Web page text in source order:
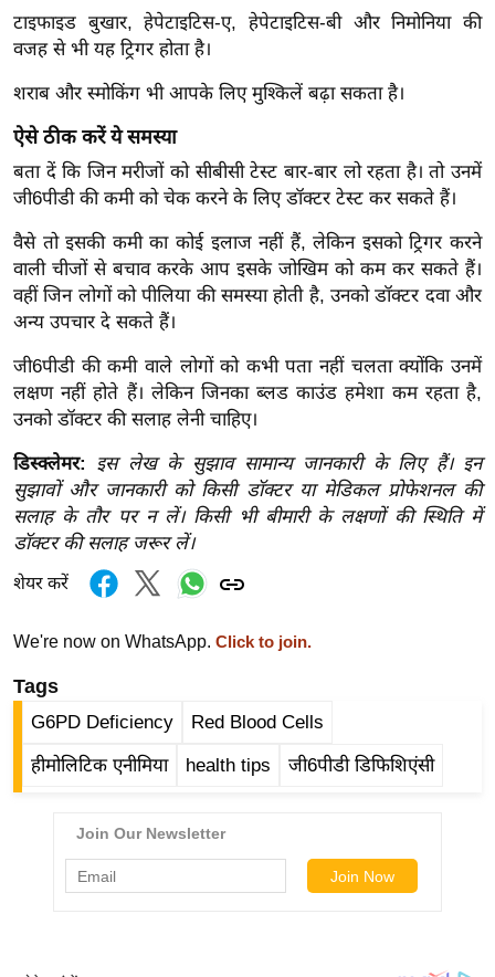
हॉ
ली
ड
फि
ल्म
स
मी
क्षा
B
r
a
k
n
g
N
e
w
ला
फ
स्टा
इ
टी
टाइफाइड बुखार, हेपेटाइटिस-ए, हेपेटाइटिस-बी और निमोनिया की
वजह से भी यह ट्रिगर होता है।
शराब और स्मोकिंग भी आपके लिए मुश्किलें बढ़ा सकता है।
ऐसे ठीक करें ये समस्या
बता दें कि जिन मरीजों को सीबीसी टेस्ट बार-बार लो रहता है। तो उनमें
जी6पीडी की कमी को चेक करने के लिए डॉक्टर टेस्ट कर सकते हैं।
वैसे तो इसकी कमी का कोई इलाज नहीं हैं, लेकिन इसको ट्रिगर करने
वाली चीजों से बचाव करके आप इसके जोखिम को कम कर सकते हैं।
वहीं जिन लोगों को पीलिया की समस्या होती है, उनको डॉक्टर दवा और
अन्य उपचार दे सकते हैं।
जी6पीडी की कमी वाले लोगों को कभी पता नहीं चलता क्योंकि उनमें
लक्षण नहीं होते हैं। लेकिन जिनका ब्लड काउंड हमेशा कम रहता है,
उनको डॉक्टर की सलाह लेनी चाहिए।
डिस्क्लेमर: इस लेख के सुझाव सामान्य जानकारी के लिए हैं। इन
सुझावों और जानकारी को किसी डॉक्टर या मेडिकल प्रोफेशनल की
सलाह के तौर पर न लें। किसी भी बीमारी के लक्षणों की स्थिति में
डॉक्टर की सलाह जरूर लें।
शेयर करें
We're now on WhatsApp. Click to join.
Tags
G6PD Deficiency Red Blood Cells
हीमोलिटिक एनीमिया health tips जी6पीडी डिफिशिएंसी